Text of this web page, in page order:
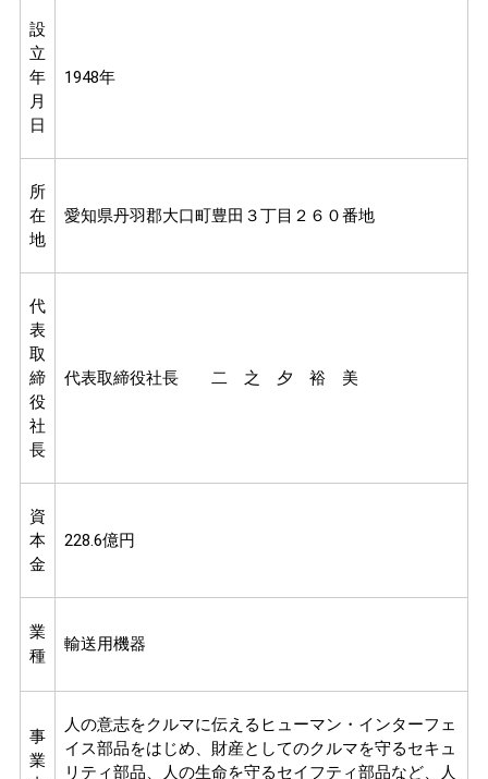
設
立
年
月
日
1948年
所
在
地
愛知県丹羽郡大口町豊田３丁目２６０番地
代
表
取
締
役
社
長
代表取締役社長 二 之 夕 裕 美
資
本
金
228.6億円
業
種
輸送用機器
事
業
人の意志をクルマに伝えるヒューマン・インターフェ
イス部品をはじめ、財産としてのクルマを守るセキュ
リティ部品、人の生命を守るセイフティ部品など、人